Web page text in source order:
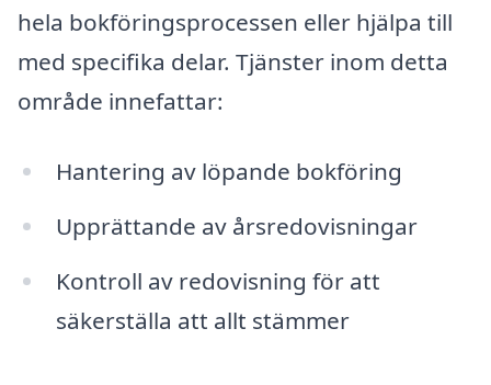
hela bokföringsprocessen eller hjälpa till
med specifika delar. Tjänster inom detta
område innefattar:
Hantering av löpande bokföring
Upprättande av årsredovisningar
Kontroll av redovisning för att
säkerställa att allt stämmer